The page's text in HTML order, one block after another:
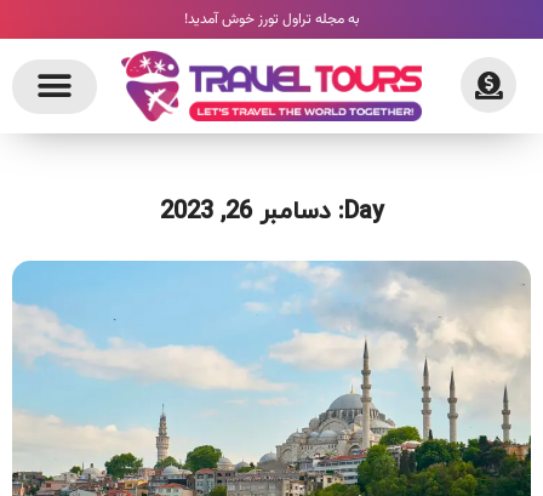
به مجله تراول تورز خوش آمدید!
Day: دسامبر 26, 2023